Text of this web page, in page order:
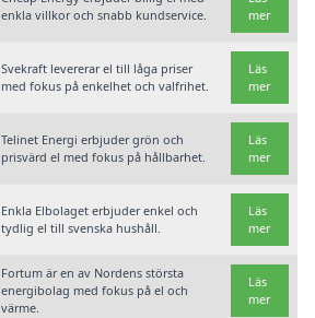
enkla villkor och snabb kundservice.
mer
Svekraft levererar el till låga priser
med fokus på enkelhet och valfrihet.
Läs
mer
Telinet Energi erbjuder grön och
prisvärd el med fokus på hållbarhet.
Läs
mer
Enkla Elbolaget erbjuder enkel och
tydlig el till svenska hushåll.
Läs
mer
Fortum är en av Nordens största
energibolag med fokus på el och
värme.
Läs
mer